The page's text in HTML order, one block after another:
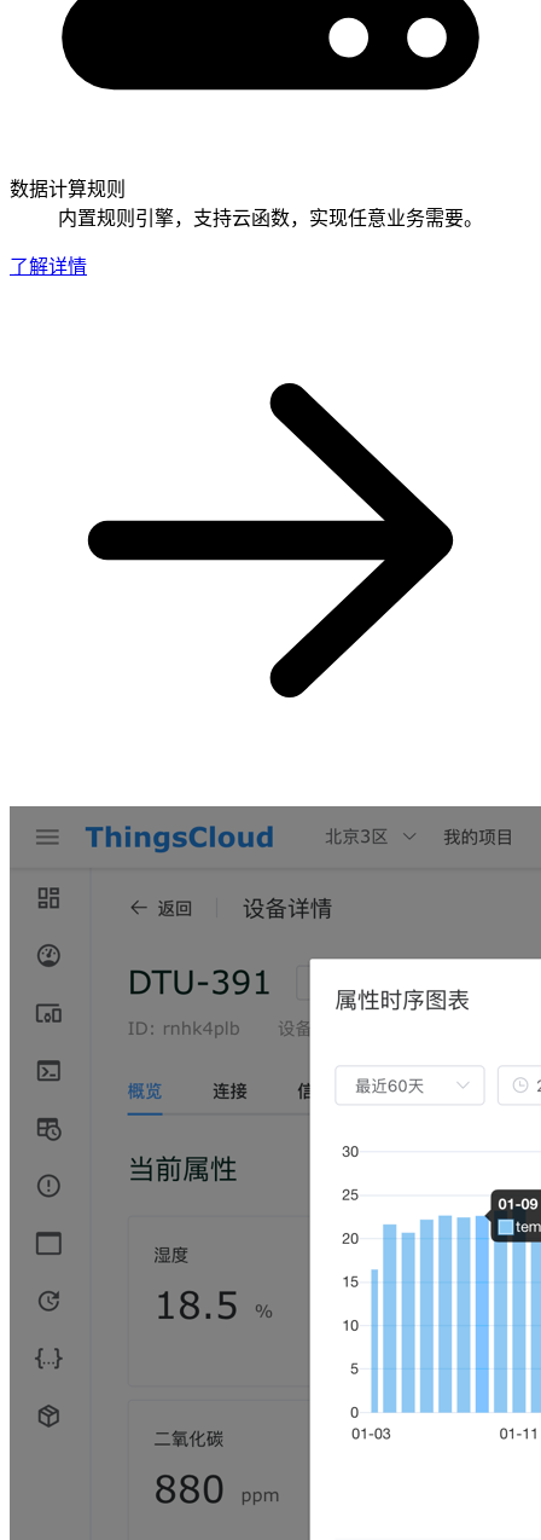
数据计算规则
内置规则引擎，支持云函数，实现任意业务需要。
了解详情